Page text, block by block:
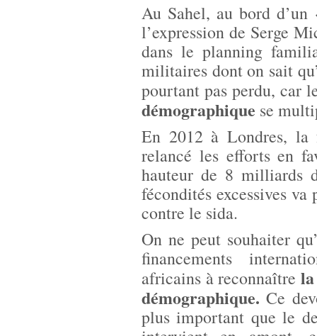
Au Sahel, au bord d’un
l’expression de Serge
dans le planning
militaires dont on sait
pourtant pas perdu, car
démographique se
En 2012 à Londres,
relancé les efforts en
hauteur de 8 milliards
fécondités excessives
contre le sida.
On ne peut souhaiter
financements
africains à reconnaître
démographique.Ce
plus important que le